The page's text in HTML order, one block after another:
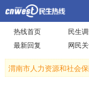
热线首页 民生
最新回复
网民
渭南市人力资源和社会